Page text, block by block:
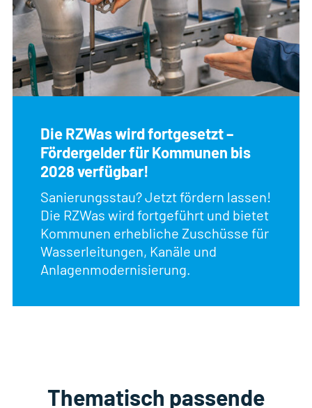
Die RZWas wird fortgesetzt –
Fördergelder für Kommunen bis
2028 verfügbar!
Sanierungsstau? Jetzt fördern lassen!
Die RZWas wird fortgeführt und bietet
Kommunen erhebliche Zuschüsse für
Wasserleitungen, Kanäle und
Anlagenmodernisierung.
Thematisch passende